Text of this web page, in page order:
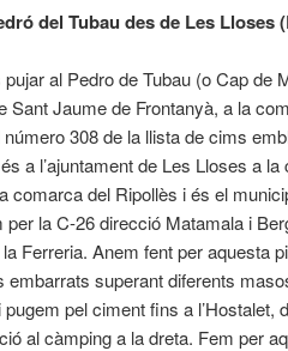
del Tubau des de Les Lloses
pujar al Pedro de Tubau (o Cap de
Sant Jaume de Frontanyà, a la
308 de la llista de cims
a l’ajuntament de Les Lloses a
comarca del Ripollès i és el
per la C-26direcció Matamala i
Ferreria. Anem fent per aquesta
embarrats superant diferents
pel ciment fins a l’Hostalet,
al càmping a la dreta. Fem per